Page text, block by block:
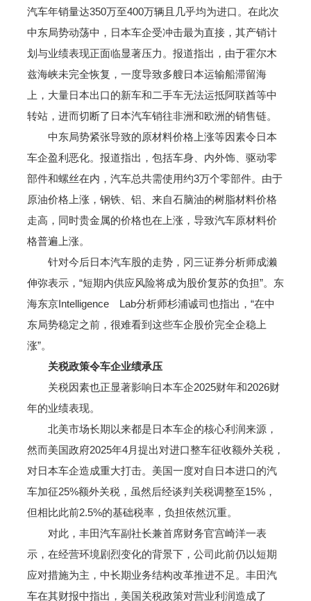
汽车年销量达350万至400万辆且几乎均为进口。在此次
中东局势动荡中，日本车企受冲击最为直接，其产销计
划与业绩表现正面临显著压力。报道指出，由于霍尔木
兹海峡未完全恢复，一度导致多艘日本运输船滞留海
上，大量日本出口的新车和二手车无法运抵阿联酋等中
转站，进而切断了日本汽车销往非洲和欧洲的销售链。
中东局势紧张导致的原材料价格上涨等因素令日本
车企盈利恶化。报道指出，包括车身、内外饰、驱动零
部件和螺丝在内，汽车总共需使用约3万个零部件。由于
原油价格上涨，钢铁、铝、来自石脑油的树脂材料价格
走高，同时贵金属的价格也在上涨，导致汽车原材料价
格普遍上涨。
针对今后日本汽车股的走势，冈三证券分析师成濑
伸弥表示，“短期内供应风险将成为股价复苏的负担”。东
海东京Intelligence Lab分析师杉浦诚司也指出，“在中
东局势稳定之前，很难看到这些车企股价完全企稳上
涨”。
关税政策令车企业绩承压
关税因素也正显著影响日本车企2025财年和2026财
年的业绩表现。
北美市场长期以来都是日本车企的核心利润来源，
然而美国政府2025年4月提出对进口整车征收额外关税，
对日本车企造成重大打击。美国一度对自日本进口的汽
车加征25%额外关税，虽然后经谈判关税调整至15%，
但相比此前2.5%的基础税率，负担依然沉重。
对此，丰田汽车副社长兼首席财务官宫崎洋一表
示，在经营环境剧烈变化的背景下，公司此前仍以短期
应对措施为主，中长期业务结构改革推进不足。丰田汽
车在其财报中指出，美国关税政策对营业利润造成了